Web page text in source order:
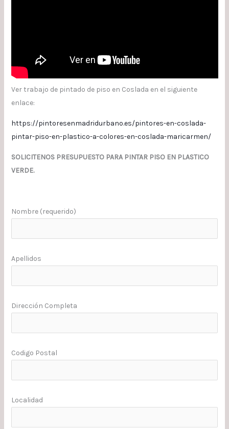
Ver trabajo de pintado de piso en Coslada en el siguiente
enlace:
https://pintoresenmadridurbano.es/pintores-en-coslada-
pintar-piso-en-plastico-a-colores-en-coslada-maricarmen/
SOLICITENOS PRESUPUESTO PARA PINTAR PISO EN PLASTICO
VERDE.
Nombre (requerido)
Apellidos
Dirección Completa
Codigo Postal
Localidad